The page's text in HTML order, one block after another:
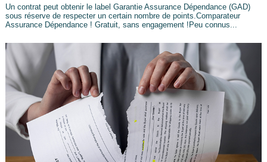
Un contrat peut obtenir le label Garantie Assurance Dépendance (GAD)
sous réserve de respecter un certain nombre de points.Comparateur
Assurance Dépendance ! Gratuit, sans engagement !Peu connus...